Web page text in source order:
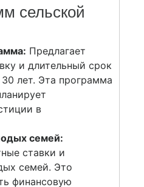
сельской
Предлагает
и длительный срок
лет. Эта программа
в
семей:
ставки и
семей. Это
финансовую